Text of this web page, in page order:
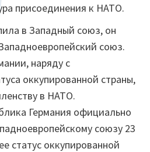
присоединения к НАТО.
в Западный союз, он
союз.
наряду с
оккупированной страны,
в НАТО.
Германия официально
союзу 23
статус оккупированной